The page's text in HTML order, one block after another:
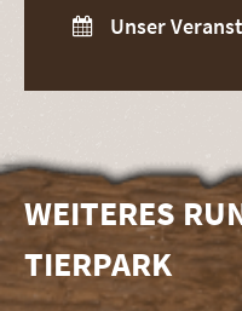
 Unser
WEITERES
TIERPARK